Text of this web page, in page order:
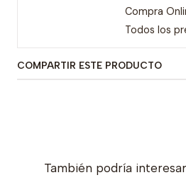
Compra
Todos los
COMPARTIR ESTE PRODUCTO
También podría